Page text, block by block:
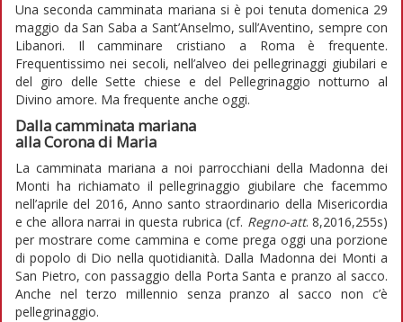
Una seconda camminata mariana si è poi tenuta domenica 29
maggio da San Saba a Sant’Anselmo, sull’Aventino, sempre con
Libanori. Il camminare cristiano a Roma è frequente.
Frequentissimo nei secoli, nell’alveo dei pellegrinaggi giubilari e
del giro delle Sette chiese e del Pellegrinaggio notturno al
Divino amore. Ma frequente anche oggi.
Dalla camminata mariana
alla Corona di Maria
La camminata mariana a noi parrocchiani della Madonna dei
Monti ha richiamato il pellegrinaggio giubilare che facemmo
nell’aprile del 2016, Anno santo straordinario della Misericordia
e che allora narrai in questa rubrica (cf. Regno-att. 8,2016,255s)
per mostrare come cammina e come prega oggi una porzione
di popolo di Dio nella quotidianità. Dalla Madonna dei Monti a
San Pietro, con passaggio della Porta Santa e pranzo al sacco.
Anche nel terzo millennio senza pranzo al sacco non c’è
pellegrinaggio.